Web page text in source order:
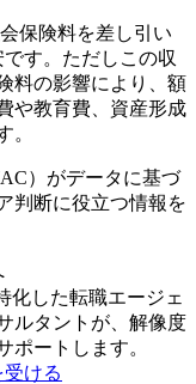
保険料を差し引い
す。ただしこの収
料の影響により、額
や教育費、資産形成
。
）がデータに基づ
判断に役立つ情報を
化した転職エージェ
ルタントが、解像度
ポートします。
ける